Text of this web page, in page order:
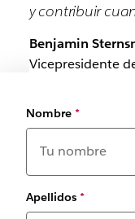
y contribuir
Benjamin
Vicepresidente
Nombre *
Apellidos *